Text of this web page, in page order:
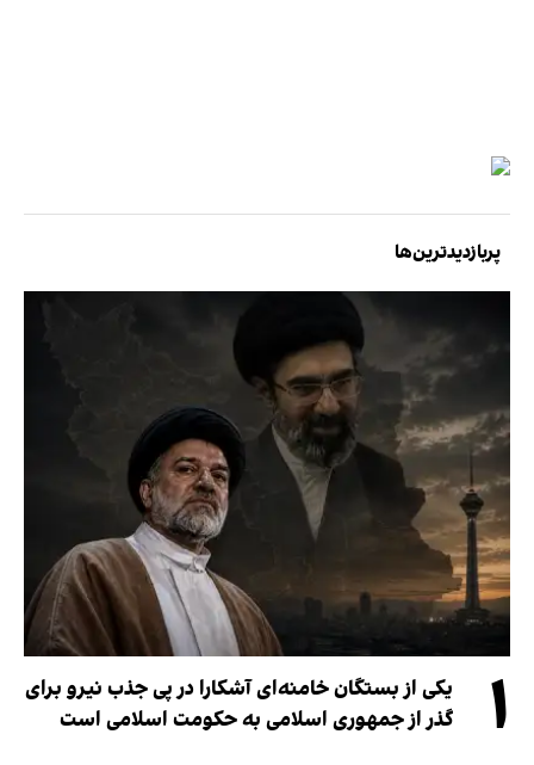
پربازدیدترین‌ها
۱
یکی از بستگان خامنه‌ای آشکارا در پی جذب نیرو برای
گذر از جمهوری اسلامی به حکومت اسلامی است